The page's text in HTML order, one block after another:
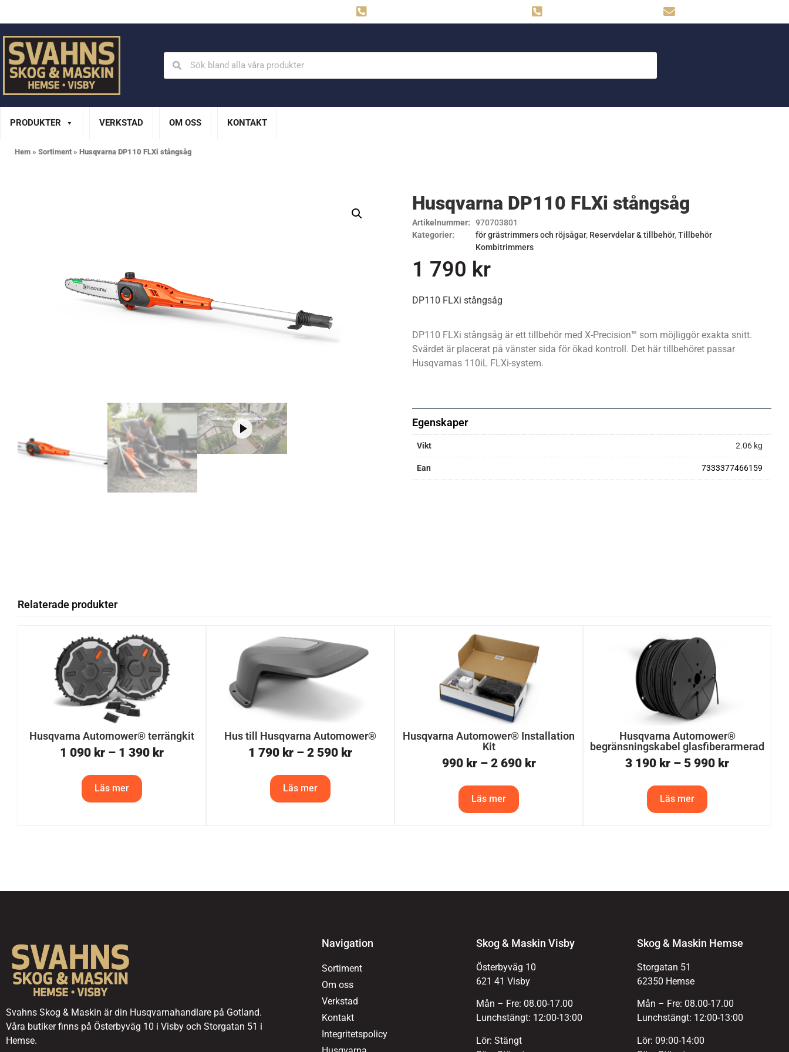
PRODUKTER VERKSTAD OM OSS KONTAKT
Hem » Sortiment » Husqvarna DP110 FLXi stångsåg
Husqvarna DP110 FLXi stångsåg
Artikelnummer:
970703801
Kategorier:
för grästrimmers och röjsågar, Reservdelar & tillbehör,Tillbehör
Kombitrimmers
1 790 kr
DP110 FLXi stångsåg
DP110 FLXi stångsåg är ett tillbehör med X-Precision™ som möjliggör exakta snitt.
Svärdet är placerat på vänster sida för ökad kontroll. Det här tillbehöret passar
Husqvarnas 110iL FLXi-system.
Egenskaper
Vikt 2.06 kg
Ean 7333377466159
Relaterade produkter
Husqvarna Automower® terrängkit
1 090 kr – 1 390 kr
Läs mer
Hus till Husqvarna Automower®
1 790 kr – 2 590 kr
Läs mer
Husqvarna Automower® Installation
Kit
990 kr – 2 690 kr
Läs mer
Husqvarna Automower®
begränsningskabel glasfiberarmerad
3 190 kr – 5 990 kr
Läs mer
Svahns Skog & Maskin är din Husqvarnahandlare på Gotland.
Våra butiker finns på Österbyväg 10 i Visby och Storgatan 51 i
Hemse.
Navigation
Sortiment
Om oss
Verkstad
Kontakt
Integritetspolicy
Skog & Maskin Visby
Österbyväg 10
621 41 Visby
Mån – Fre: 08.00-17.00
Lunchstängt: 12:00-13:00
Lör: Stängt
Skog & Maskin Hemse
Storgatan 51
62350 Hemse
Mån – Fre: 08.00-17.00
Lunchstängt: 12:00-13:00
Lör: 09:00-14:00